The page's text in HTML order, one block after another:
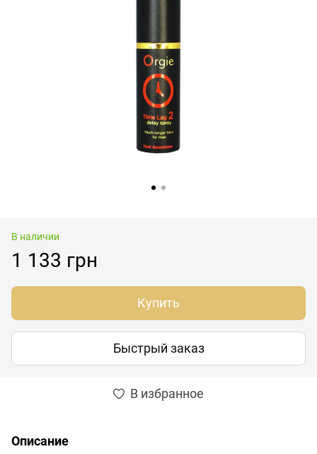
В наличии
1 133 грн
Купить
Быстрый заказ
В избранное
Описание